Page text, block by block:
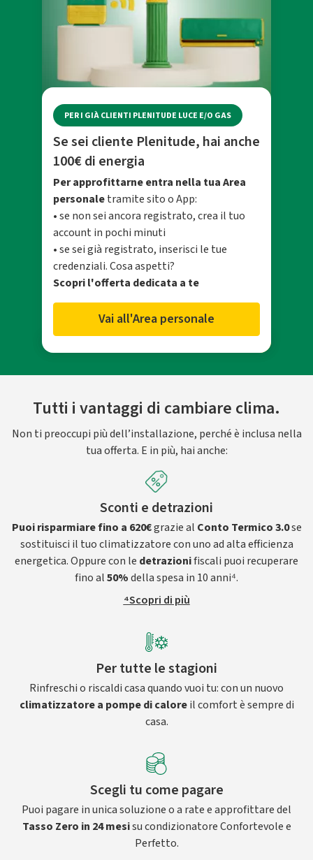
PER I GIÀ CLIENTI PLENITUDE LUCE E/O GAS
Se sei cliente Plenitude, hai anche
100€ di energia
Per approfittarne entra nella tua Area
personaletramite sito o App:
• se non sei ancora registrato, crea il tuo
account in pochi minuti
• se sei già registrato, inserisci le tue
credenziali. Cosa aspetti?
Scopri l'offerta dedicata a te
Vai all'Area personale
Tutti i vantaggi di cambiare clima.
Non ti preoccupi più dell’installazione, perché è inclusa nella
tua offerta. E in più, hai anche:
Sconti e detrazioni
Puoi risparmiare fino a 620€grazie al Conto Termico 3.0se
sostituisci il tuo climatizzatore con uno ad alta efficienza
energetica. Oppure con le detrazionifiscali puoi recuperare
fino al50%della spesa in 10 anni⁴.
⁴Scopri di più
Per tutte le stagioni
Rinfreschi o riscaldi casa quando vuoi tu: con un nuovo
climatizzatore a pompe di caloreil comfort è sempre di
casa.
Scegli tu come pagare
Puoi pagare in unica soluzione o a rate e approfittare del
Tasso Zero in 24 mesisu condizionatore Confortevole e
Perfetto.